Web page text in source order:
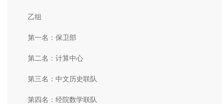
乙组
第一名：保卫部
第二名：计算中心
第三名：中文历史联队
第四名：经院数学联队